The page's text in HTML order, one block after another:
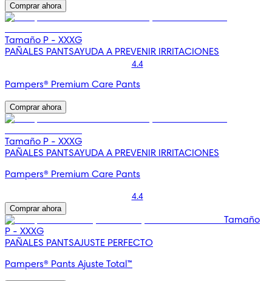
Comprar ahora
Tamaño P - XXXG
PAÑALES PANTSAYUDA A PREVENIR IRRITACIONES
4.4
Pampers® Premium Care Pants
Comprar ahora
Tamaño P - XXXG
PAÑALES PANTSAYUDA A PREVENIR IRRITACIONES
Pampers® Premium Care Pants
4.4
Comprar ahora
Tamaño
P - XXXG
PAÑALES PANTSAJUSTE PERFECTO
Pampers® Pants Ajuste Total™